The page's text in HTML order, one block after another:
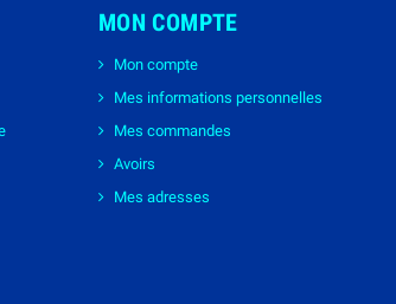
MON COMPTE
Mon compte
Mes informations personnelles
Mes commandes
Avoirs
Mes adresses